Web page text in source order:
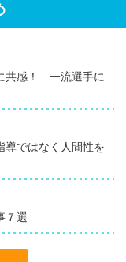
共感！ 一流選手に
導ではなく人間性を
７選